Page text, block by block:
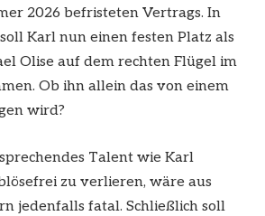
2026 befristeten Vertrags. In
Karl nun einen festen Platz als
Olise auf dem rechten Flügel im
Ob ihn allein das von einem
wird?
Talent wie Karl
zu verlieren, wäre aus
jedenfalls fatal. Schließlich soll